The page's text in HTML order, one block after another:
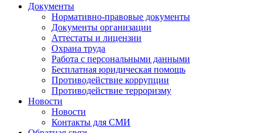
Документы
Нормативно-правовые документы
Документы организации
Аттестаты и лицензии
Охрана труда
Работа с персональными данными
Бесплатная юридическая помощь
Противодействие коррупции
Противодействие терроризму
Новости
Новости
Контакты для СМИ